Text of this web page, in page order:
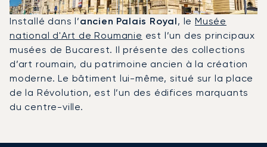
Installé dans l’ancien Palais Royal, leMusée
national d'Art de Roumanie est l’un des principaux
musées de Bucarest. Il présente des collections
d’art roumain, du patrimoine ancien à la création
moderne. Le bâtiment lui-même, situé sur la place
de la Révolution, est l’un des édifices marquants
du centre-ville.